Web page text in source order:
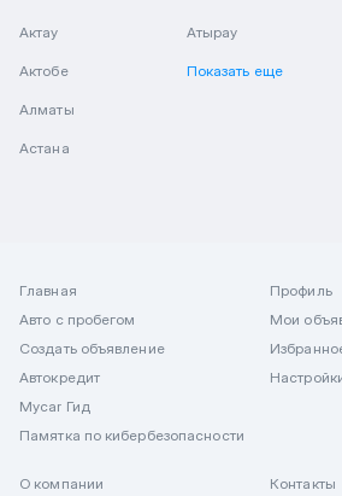
Актау
Актобе
Алматы
Астана
Атырау
Показать еще
Главная
Авто с пробегом
Создать объявление
Автокредит
Mycar Гид
Памятка по кибербезопасности
Профиль
Мои
О компании
Контакты